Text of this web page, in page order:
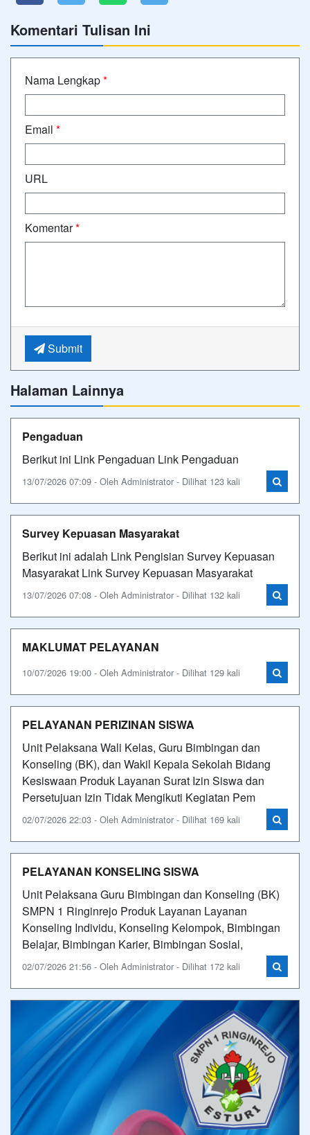
Komentari Tulisan Ini
Nama Lengkap*
Email *
URL
Komentar*
Submit
Halaman Lainnya
Pengaduan
Berikut ini Link Pengaduan Link Pengaduan
13/07/2026 07:09 - Oleh Administrator - Dilihat 123 kali
Survey Kepuasan Masyarakat
Berikut ini adalah Link Pengisian Survey Kepuasan
Masyarakat Link Survey Kepuasan Masyarakat
13/07/2026 07:08 - Oleh Administrator - Dilihat 132 kali
MAKLUMAT PELAYANAN
10/07/2026 19:00 - Oleh Administrator - Dilihat 129 kali
PELAYANAN PERIZINAN SISWA
Unit Pelaksana Wali Kelas, Guru Bimbingan dan
Konseling (BK), dan Wakil Kepala Sekolah Bidang
Kesiswaan Produk Layanan Surat Izin Siswa dan
Persetujuan Izin Tidak Mengikuti Kegiatan Pem
02/07/2026 22:03 - Oleh Administrator - Dilihat 169 kali
PELAYANAN KONSELING SISWA
Unit Pelaksana Guru Bimbingan dan Konseling (BK)
SMPN 1 Ringinrejo Produk Layanan Layanan
Konseling Individu, Konseling Kelompok, Bimbingan
Belajar, Bimbingan Karier, Bimbingan Sosial,
02/07/2026 21:56 - Oleh Administrator - Dilihat 172 kali